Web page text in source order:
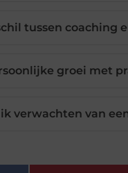
tussen coaching
groei met
verwachten van